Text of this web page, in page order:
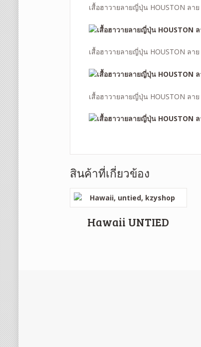
เสื้อฮาวายลายญี่ปุ่น HOUSTON ลาย
เสื้อฮาวายลายญี่ปุ่น HOUSTON ลาย
เสื้อฮาวายลายญี่ปุ่น HOUSTON ลาย
สินค้าที่เกี่ยวข้อง
Hawaii UNTIED